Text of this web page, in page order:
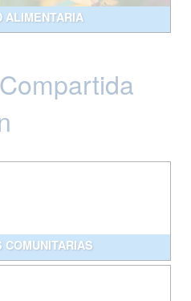
ALIMENTARIA
COMUNITARIAS